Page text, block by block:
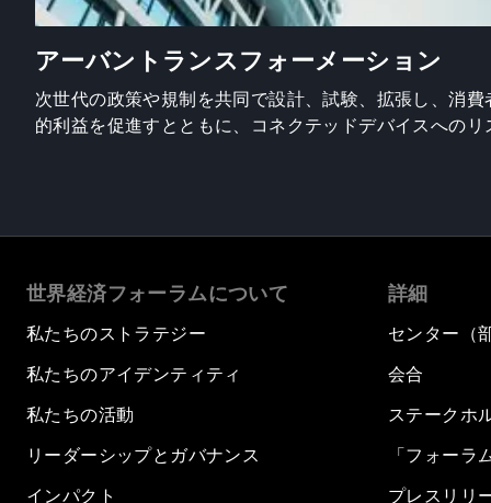
アーバントランスフォーメーション
次世代の政策や規制を共同で設計、試験、拡張し、消
的利益を促進すとともに、コネクテッドデバイスへのリ
世界経済フォーラムについて
私たちのストラテジー
私たちのアイデンティティ
私たちの活動
リーダーシップとガバナンス
インパクト
詳細
センター（
会合
ステークホ
「フォーラ
プレスリリ